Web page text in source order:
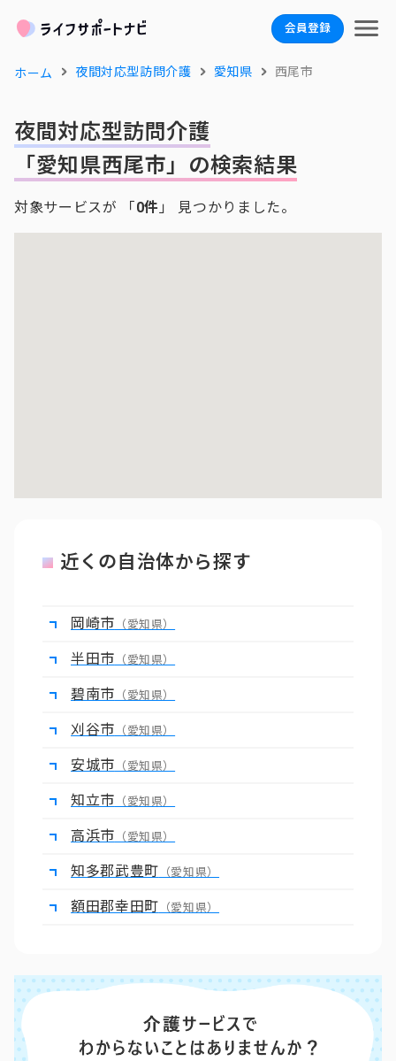
会員登録
ホーム 夜間対応型訪問介護 愛知県 西尾市
夜間対応型訪問介護
「愛知県西尾市」の検索結果
対象サービスが 「0件 」 見つかりました。
近くの自治体から探す
岡崎市 （愛知県）
半田市 （愛知県）
碧南市 （愛知県）
刈谷市 （愛知県）
安城市 （愛知県）
知立市 （愛知県）
高浜市 （愛知県）
知多郡武豊町 （愛知県）
額田郡幸田町 （愛知県）